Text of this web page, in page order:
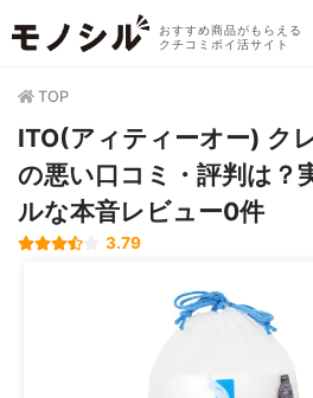
おすすめ商品がもらえる
クチコミポイ活サイト
TOP
ITO(アィティーオー) ク
の悪い口コミ・評判は？
ルな本音レビュー0件
3.79